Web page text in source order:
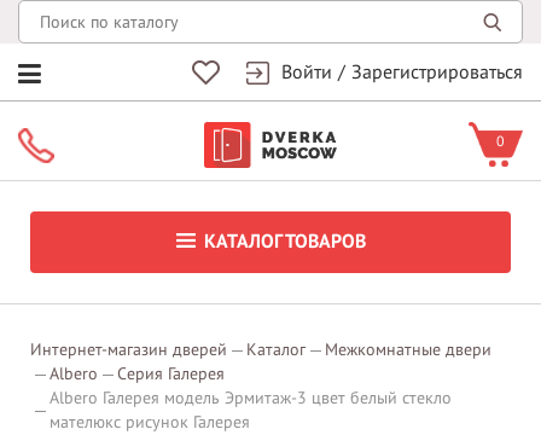
Войти / Зарегистрироваться
0
КАТАЛОГ ТОВАРОВ
Интернет-магазин дверей Каталог
Межкомнатные двери
Albero
Серия Галерея
Albero Галерея модель Эрмитаж-3 цвет белый стекло
мателюкс рисунок Галерея